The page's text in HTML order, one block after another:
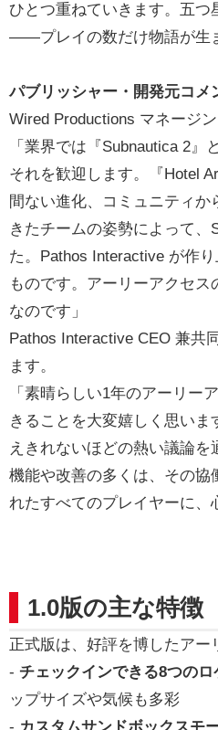
ひとつ重ねていきます。五
――プレイの数だけ物語が生
パブリッシャー・開発元コメ
Wired Productions マネージ
「業界では『Subnautica 2
それを歓迎します。『Hotel
間ない進化、コミュニティ
きたチームの姿勢によって
た。Pathos Interactive が作
ものです。アーリーアクセ
なのです」
Pathos Interactive CEO 兼共
ます。
「素晴らしい1年のアーリー
きることを大変嬉しく思い
えきれないほどの熱い議論
機能や改善の多くは、その
れたすべてのプレイヤーに、
1.0版の主な特徴
正式版は、好評を博したア
- チェックインできる8つのロ
ップサイズや気候も多彩